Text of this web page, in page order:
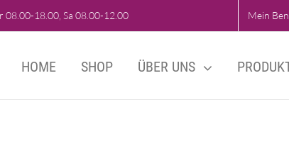
08.00-18.00, Sa 08.00-12.00 Mein
HOME SHOP ÜBER UNS